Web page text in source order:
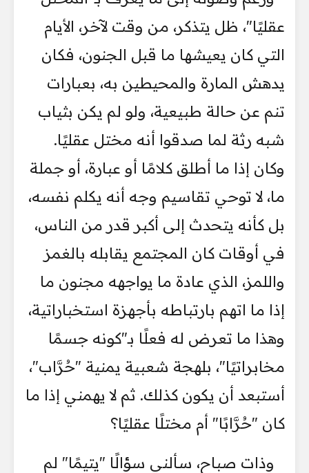
عقليًا"، ظل يتذكر، من وقت لآخر، الأيام
التي كان يعيشها ما قبل الجنون، فكان
يدهش المارة والمحيطين به، بعبارات
تنم عن حالة طبيعية، ولو لم يكن بثياب
شبه رثة لما صدقوا أنه مختل عقليًا.
وكان إذا ما أطلق كلامًا أو عبارة، أو جملة
ما، لا توحي تقاسيم وجه أنه يكلم نفسه،
بل كأنه يتحدث إلى أكبر قدر من الناس،
في أوقات كان المجتمع يقابله بالغمز
واللمز، الذي عادة ما يواجهه مجنون ما
إذا ما اتهم بارتباطه بأجهزة استخباراتية،
وهذا ما تعرض له فعلًا بـ"كونه جسمًا
مخابراتيًا"، بلهجة شعبية يمنية "حُرَّاب"،
أستبعد أن يكون كذلك. ثم لا يهمني إذا ما
كان "حُرَّابًا" أم مختلًا عقليًا؟
وذات صباح، سألني سؤالًا "يتيمًا" لم